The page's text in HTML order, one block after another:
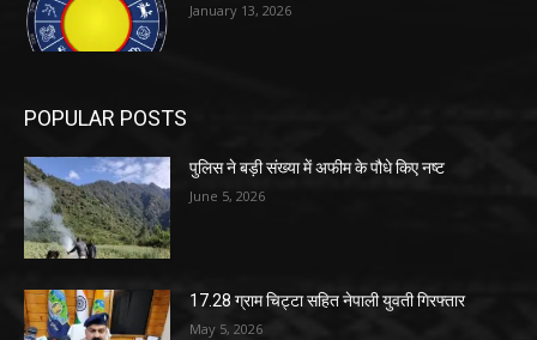
January 13, 2026
POPULAR POSTS
पुलिस ने बड़ी संख्या में अफीम के पौधे किए नष्ट
June 5, 2026
17.28 ग्राम चिट्टा सहित नेपाली युवती गिरफ्तार
May 5, 2026